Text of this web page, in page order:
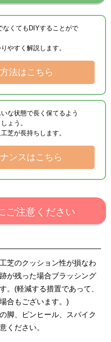
なくてもDIYすることがで
やすく解説します。
法はこちら
な状態で長く保てるよう
ょう。
芝が長持ちします。
ンスはこちら
ご注意ください
芝のクッション性が損なわ
が残った場合ブラッシング
。(軽減する措置であって、
合もございます。)
脚、ピンヒール、スパイク
ください。